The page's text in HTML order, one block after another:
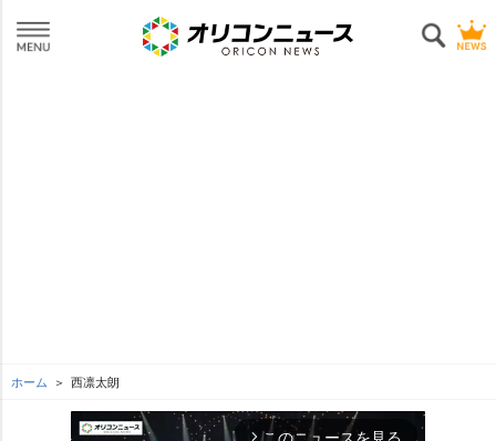
ホーム 西凛太朗
arrow_forward_ios